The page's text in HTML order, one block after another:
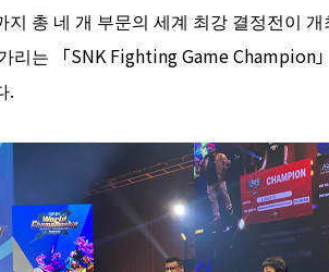
총 네 개 부문의 세계 최강 결정전이
리는 「SNK Fighting Game Champion
.